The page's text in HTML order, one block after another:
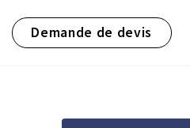
Demande de devis